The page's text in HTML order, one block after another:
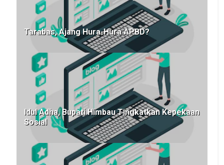
Tarabas, Ajang Hura-Hura APBD?
Idul Adha, Bupati Himbau Tingkatkan Kepekaan
Sosial